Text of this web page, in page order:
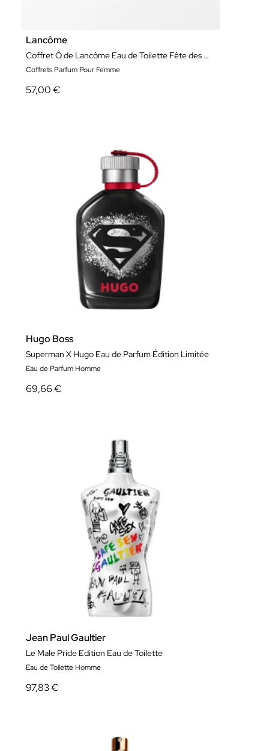
Lancôme
Coffret Ô de Lancôme Eau de Toilette Fête des Mères Edition Limitée
Coffrets Parfum Pour Femme
57,00 €
Hugo Boss
Superman X Hugo Eau de Parfum Édition Limitée
Eau de Parfum Homme
69,66 €
Jean Paul Gaultier
Le Male Pride Edition Eau de Toilette
Eau de Toilette Homme
97,83 €